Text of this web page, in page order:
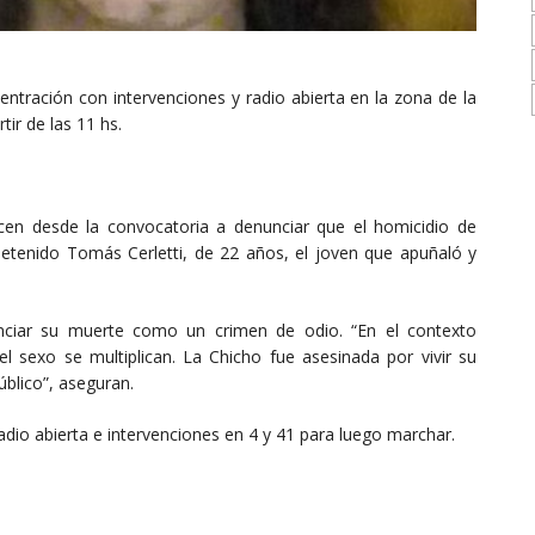
con intervenciones y radio abierta en la zona de la
de las 11 hs.
desde la convocatoria a denunciar que el homicidio de
Tomás Cerletti, de 22 años, el joven que apuñaló y
su muerte como un crimen de odio. “En el contexto
sexo se multiplican. La Chicho fue asesinada por vivir su
aseguran.
abierta e intervenciones en 4 y 41 para luego marchar.